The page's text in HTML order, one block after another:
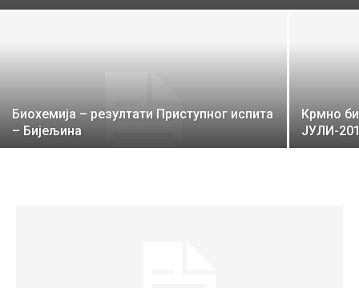
Биохемија – резултати Приступног испита
– Бијељина
Крмно
ЈУЛИ-